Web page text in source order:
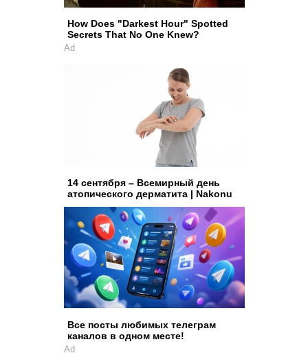
How Does "Darkest Hour" Spotted
Secrets That No One Knew?
Ad
14 сентября – Всемирный день
атопического дерматита | Nakonu
Все посты любимых телеграм
каналов в одном месте!
Ad